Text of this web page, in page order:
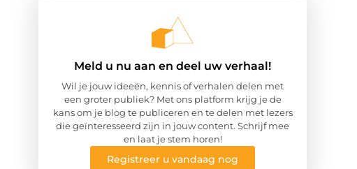
Meld u nu aan en deel uw verhaal!
Wil je jouw ideeën, kennis of verhalen delen met
een groter publiek? Met ons platform krijg je de
kans om je blog te publiceren en te delen met lezers
die geïnteresseerd zijn in jouw content. Schrijf mee
en laat je stem horen!
Registreer u vandaag nog